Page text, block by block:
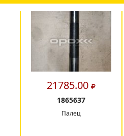
21785.00
1865637
Палец